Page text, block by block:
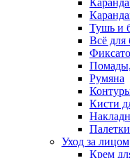
Тушь и
Всё для
Помады,
Румяна
Кисти
Уход за лицом
Крем